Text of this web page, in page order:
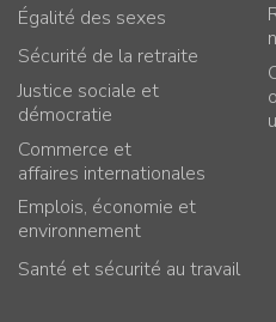
Égalité des sexes
Sécurité de la retraite
Justice sociale et
démocratie
Commerce et
affaires internationales
Emplois, économie et
environnement
Santé et sécurité au travail